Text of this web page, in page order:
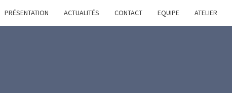
PRÉSENTATION ACTUALITÉS CONTACT EQUIPE ATELIER